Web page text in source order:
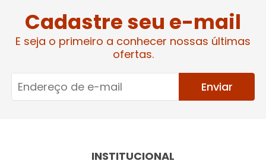
Cadastre seu e-mail
E seja o primeiro a conhecer nossas últimas
ofertas.
Enviar
INSTITUCIONAL